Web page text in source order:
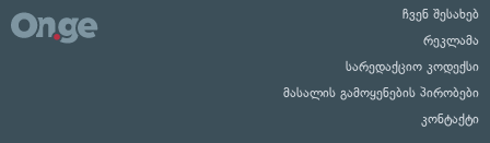
ჩვენ შესახებ
რეკლამა
სარედაქციო კოდექსი
მასალის გამოყენების პირობები
კონტაქტი